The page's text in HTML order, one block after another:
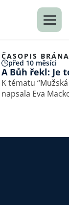
ČASOPIS BRÁNA
před 10 měsíci
A Bůh řekl: Je
K tématu
napsala Eva